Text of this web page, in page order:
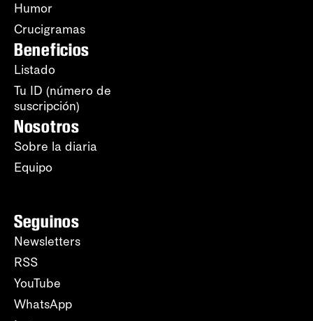
Humor
Crucigramas
Beneficios
Listado
Tu ID (número de
suscripción)
Nosotros
Sobre la diaria
Equipo
Seguinos
Newsletters
RSS
YouTube
WhatsApp